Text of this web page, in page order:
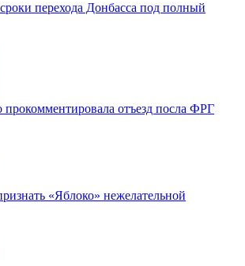
перехода Донбасса под полный
прокомментировала отъезд посла ФРГ
«Яблоко» нежелательной